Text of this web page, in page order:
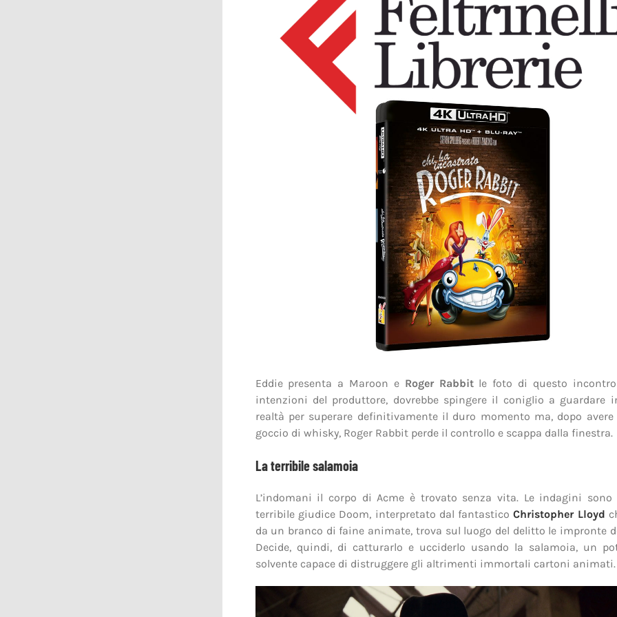
Eddie presenta a Maroon e Roger Rabbitle foto di questo incontro
intenzioni del produttore, dovrebbe spingere il coniglio a guardare
realtà per superare definitivamente il duro momento ma, dopo
goccio di whisky, Roger Rabbit perde il controllo e scappa dalla finestra.
La terribile salamoia
L’indomani il corpo di Acme è trovato senza vita. Le indagini
terribile giudice Doom, interpretato dal fantasticoChristopher Lloyd
da un branco di faine animate, trova sul luogo del delitto le impronte
Decide, quindi, di catturarlo e ucciderlo usando la salamoia, un
solvente capace di distruggere gli altrimenti immortali cartoni animati.